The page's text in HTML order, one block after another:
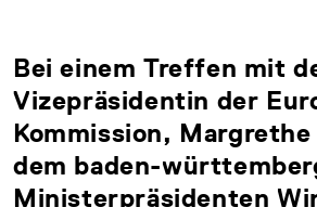
Bei einem Treffen mit
Vizepräsidentin der
Kommission, Margrethe
dem baden-
Ministerpräsidenten